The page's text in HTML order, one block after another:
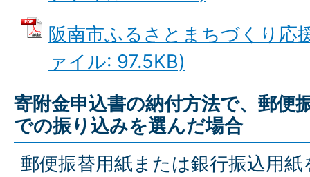
阪南市ふるさとまちづくり応
ァイル: 97.5KB)
寄附金申込書の納付方法で、郵便
での振り込みを選んだ場合
郵便振替用紙または銀行振込用